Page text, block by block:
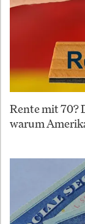
Rente mit 70?
warum